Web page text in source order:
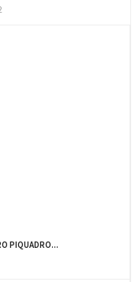
PIQUADRO...